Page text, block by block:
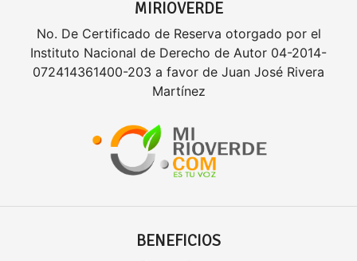
MIRIOVERDE
No. De Certificado de Reserva otorgado por el
Instituto Nacional de Derecho de Autor 04-2014-
072414361400-203 a favor de Juan José Rivera
Martínez
BENEFICIOS